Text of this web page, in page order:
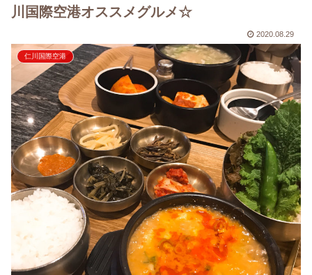
川国際空港オススメグルメ☆
2020.08.29
仁川国際空港